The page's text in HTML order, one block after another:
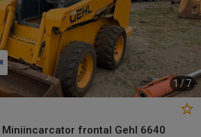
1/7
Miniincarcator frontal Gehl 6640